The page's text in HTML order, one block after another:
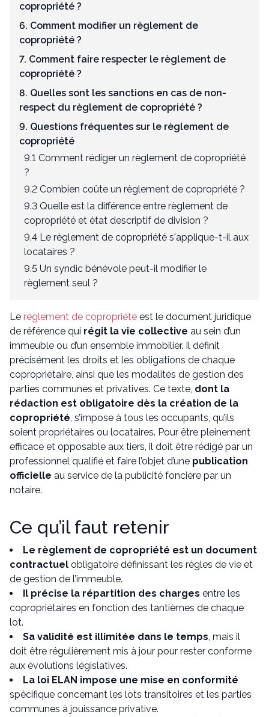
copropriété ?
6. Comment modifier un règlement de
copropriété ?
7. Comment faire respecter le règlement de
copropriété ?
8. Quelles sont les sanctions en cas de non-
respect du règlement de copropriété ?
9. Questions fréquentes sur le règlement de
copropriété
9.1 Comment rédiger un règlement de copropriété
?
9.2 Combien coûte un règlement de copropriété ?
9.3 Quelle est la différence entre règlement de
copropriété et état descriptif de division ?
9.4 Le règlement de copropriété s'applique-t-il aux
locataires ?
9.5 Un syndic bénévole peut-il modifier le
règlement seul ?
Le règlement de copropriété est le document juridique
de référence qui régit la vie collective au sein d’un
immeuble ou d’un ensemble immobilier. Il définit
précisément les droits et les obligations de chaque
copropriétaire, ainsi que les modalités de gestion des
parties communes et privatives. Ce texte, dont la
rédaction est obligatoire dès la création de la
copropriété, s’impose à tous les occupants, qu’ils
soient propriétaires ou locataires. Pour être pleinement
efficace et opposable aux tiers, il doit être rédigé par un
professionnel qualifié et faire l’objet d’une publication
officielle au service de la publicité foncière par un
notaire.
Ce qu’il faut retenir
Le règlement de copropriété est un document
contractuel obligatoire définissant les règles de vie et
de gestion de l’immeuble.
Il précise la répartition des charges entre les
copropriétaires en fonction des tantièmes de chaque
lot.
Sa validité est illimitée dans le temps, mais il
doit être régulièrement mis à jour pour rester conforme
aux évolutions législatives.
La loi ELAN impose une mise en conformité
spécifique concernant les lots transitoires et les parties
communes à jouissance privative.